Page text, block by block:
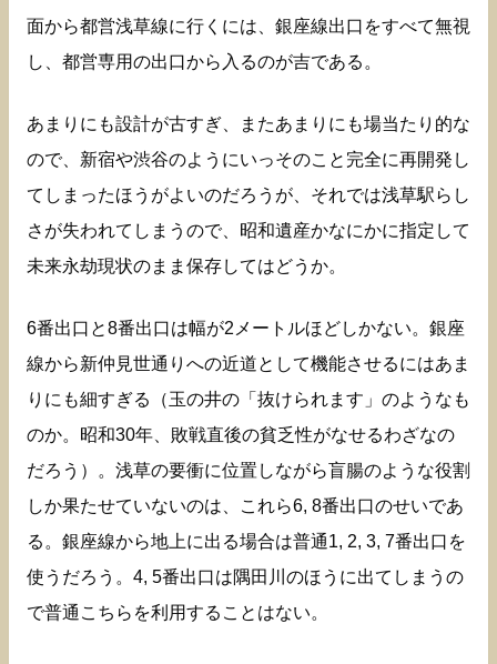
面から都営浅草線に行くには、銀座線出口をすべて無視
し、都営専用の出口から入るのが吉である。
あまりにも設計が古すぎ、またあまりにも場当たり的な
ので、新宿や渋谷のようにいっそのこと完全に再開発し
てしまったほうがよいのだろうが、それでは浅草駅らし
さが失われてしまうので、昭和遺産かなにかに指定して
未来永劫現状のまま保存してはどうか。
6番出口と8番出口は幅が2メートルほどしかない。銀座
線から新仲見世通りへの近道として機能させるにはあま
りにも細すぎる（玉の井の「抜けられます」のようなも
のか。昭和30年、敗戦直後の貧乏性がなせるわざなの
だろう）。浅草の要衝に位置しながら盲腸のような役割
しか果たせていないのは、これら6, 8番出口のせいであ
る。銀座線から地上に出る場合は普通1, 2, 3, 7番出口を
使うだろう。4, 5番出口は隅田川のほうに出てしまうの
で普通こちらを利用することはない。